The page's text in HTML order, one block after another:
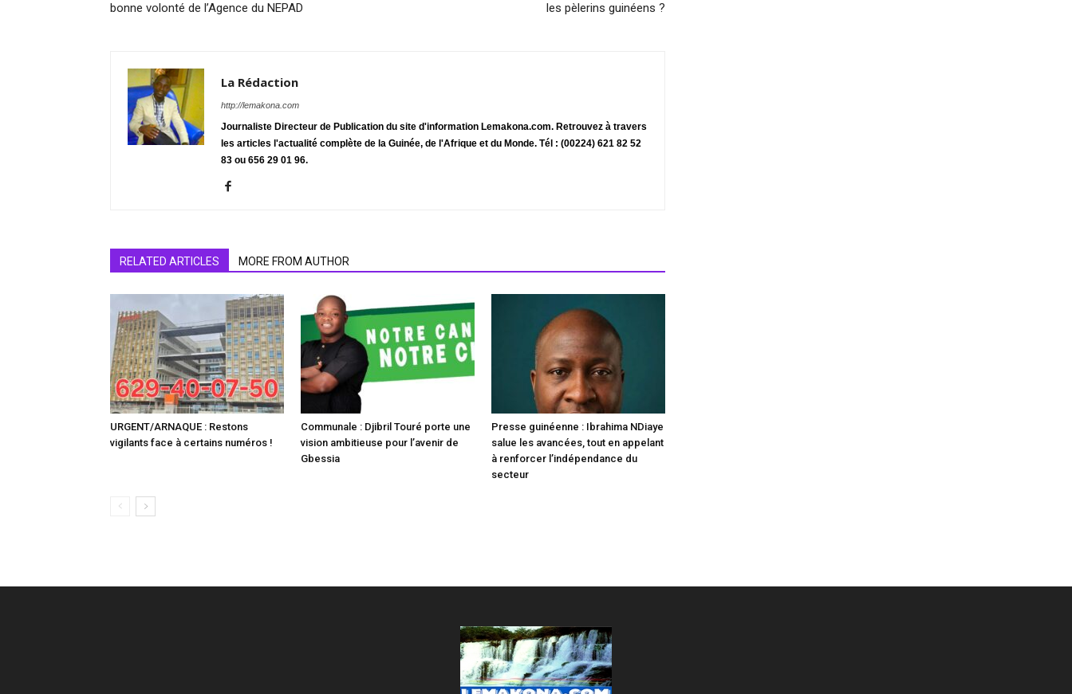
bonne volonté de l’Agence du NEPAD
les pèlerins guinéens ?
La Rédaction
http://lemakona.com
Journaliste Directeur de Publication du site d'information Lemakona.com. Retrouvez à travers
les articles l'actualité complète de la Guinée, de l'Afrique et du Monde. Tél : (00224) 621 82 52
83 ou 656 29 01 96.
RELATED ARTICLES MORE FROM AUTHOR
URGENT/ARNAQUE : Restons
vigilants face à certains numéros !
Communale : Djibril Touré porte une
vision ambitieuse pour l’avenir de
Gbessia
Presse guinéenne : Ibrahima NDiaye
salue les avancées, tout en appelant
à renforcer l’indépendance du
secteur